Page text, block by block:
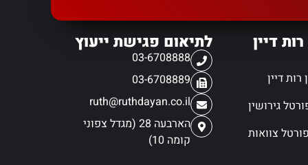
דיין
דיין
צוואות
לתיאום פגישת ייעוץ
03-6708888
03-6708889
ruth@ruthdayan.co.il
הארבעה 28 (מגדל צפוני
קומה 10)